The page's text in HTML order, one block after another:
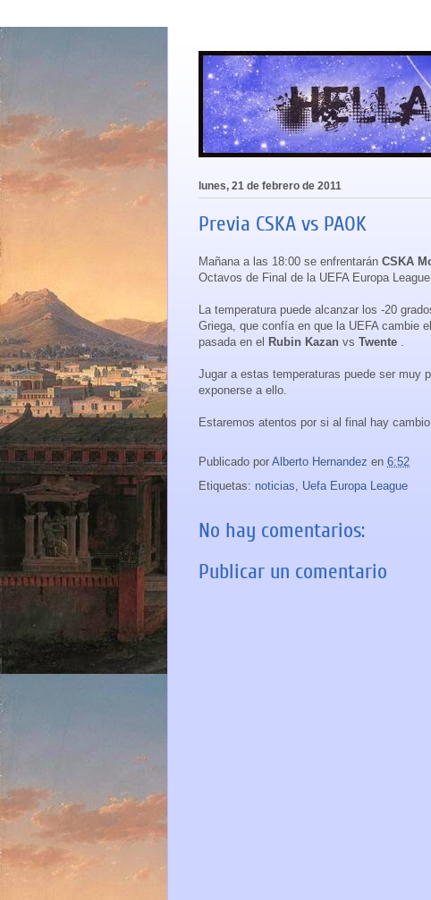
lunes, 21 de febrero de 2011
Previa CSKA vs PAOK
Mañana a las 18:00 se enfrentarán CSKA
Octavos de Final de la UEFA Europa League.
La temperatura puede alcanzar los -20
Griega, que confía en que la UEFA cambie
pasada en el Rubin Kazan vs Twente
Jugar a estas temperaturas puede ser muy
exponerse a ello.
Estaremos atentos por si al final hay
Publicado por Alberto Hernandez en 6:52
Etiquetas: noticias Uefa Europa League
No hay comentarios:
Publicar un comentario